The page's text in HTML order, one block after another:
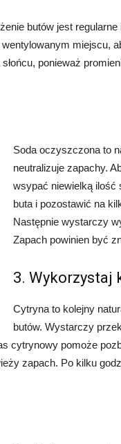
butów jest
miejscu,
ponieważ
Soda oczyszczona to
neutralizuje zapachy.
wsypać niewielką ilość
buta i pozostawić na
Następnie wystarczy
Zapach powinien być
3. Wykorzystaj
Cytryna to kolejny
butów. Wystarczy
cytrynowy pomoże
zapach. Po kilku